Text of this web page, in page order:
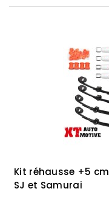
Kit réhausse +5
SJ et Samurai